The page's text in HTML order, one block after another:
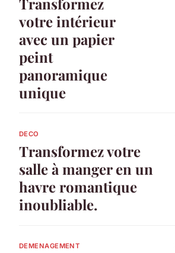
votre intérieur
avec un papier
peint
panoramique
unique
DECO
Transformez votre
salle à manger en un
havre romantique
inoubliable.
DEMENAGEMENT